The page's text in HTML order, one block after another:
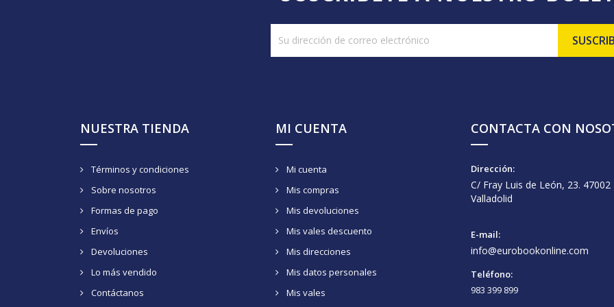
NUESTRA TIENDA
Términos y condiciones
Sobre nosotros
Formas de pago
Envíos
Devoluciones
Lo más vendido
Contáctanos
MI CUENTA
Mi cuenta
Mis compras
Mis devoluciones
Mis vales descuento
Mis direcciones
Mis datos personales
Mis vales
CONTACTA CON
Dirección:
C/ Fray Luis de León, 23. 47002
Valladolid
E-mail:
info@eurobookonline.com
Teléfono:
983 399 899